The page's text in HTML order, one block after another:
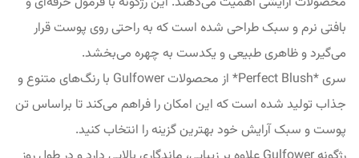
بافتی نرم و سبک طراحی شده است که به راحتی روی پوست قرار
می‌گیرد و ظاهری طبیعی و یکدست به چهره می‌بخشد.
سری *Perfect Blush* از محصولات Gulfower با رنگ‌های متنوع و
جذاب تولید شده است که این امکان را فراهم می‌کند تا براساس تن
پوست و سبک آرایش خود بهترین گزینه را انتخاب کنید.